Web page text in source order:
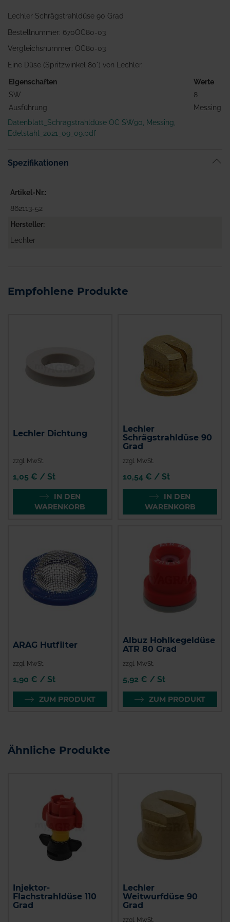
Lechler Schrägstrahldüse 90 Grad
Bestellnummer: 670OC80-03
Vergleichsnummer: OC80-03
Eine Düse (Spritzwinkel 80°) von Lechler.
Eigenschaften
Werte
SW
8
Ausführung
Messing
Datenblatt_Schrägstrahldüse OC SW90, Messing,
Edelstahl_2021_09_09.pdf
Spezifikationen
Artikel-Nr.
862113-52
Hersteller
Lechler
Empfohlene Produkte
Lechler Dichtung
zzgl. MwSt.
1,05 € / St
IN DEN
WARENKORB
Lechler
Schrägstrahldüse 90
Grad
zzgl. MwSt.
10,54 € / St
IN DEN
WARENKORB
ARAG Hutfilter
zzgl. MwSt.
1,90 € / St
ZUM PRODUKT
Albuz Hohlkegeldüse
ATR 80 Grad
zzgl. MwSt.
5,92 € / St
ZUM PRODUKT
Ähnliche Produkte
Injektor-
Flachstrahldüse 110
Grad
Lechler
Weitwurfdüse 90
Grad
zzgl. MwSt.